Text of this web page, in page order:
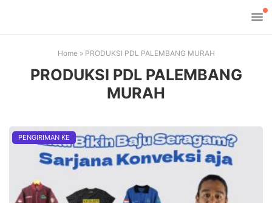
Home» PRODUKSI PDL PALEMBANG MURAH
PRODUKSI PDL PALEMBANG
MURAH
PENGIRIMAN KE